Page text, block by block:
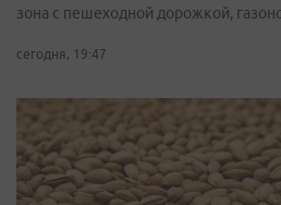
зона с пешеходной дорожкой,
сегодня, 19:47